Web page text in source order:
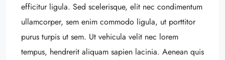
efficitur ligula. Sed scelerisque, elit nec condimentum
ullamcorper, sem enim commodo ligula, ut porttitor
purus turpis ut sem. Ut vehicula velit nec lorem
tempus, hendrerit aliquam sapien lacinia. Aenean quis